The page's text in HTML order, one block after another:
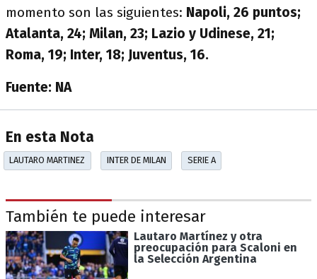
momento son las siguientes: Napoli, 26 puntos;
Atalanta, 24; Milan, 23; Lazio y Udinese, 21;
Roma, 19; Inter, 18; Juventus, 16.
Fuente: NA
En esta Nota
LAUTARO MARTINEZ INTER DE MILAN SERIE A
También te puede interesar
Lautaro Martínez y otra
preocupación para Scaloni en
la Selección Argentina